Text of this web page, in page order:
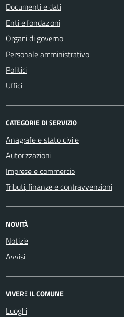
Documenti e dati
Enti e fondazioni
Organi di governo
Personale amministrativo
Politici
Uffici
CATEGORIE DI SERVIZIO
Anagrafe e stato civile
Autorizzazioni
Imprese e commercio
Tributi, finanze e contravvenzioni
NOVITÀ
Notizie
Avvisi
VIVERE IL COMUNE
Luoghi